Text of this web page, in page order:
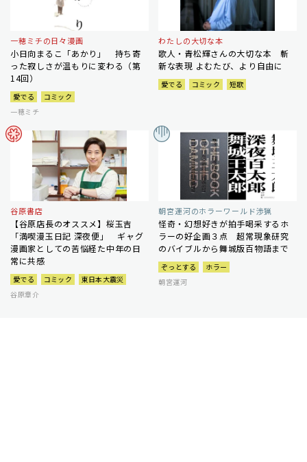
一穂ミチの日々漫画
小日向まるこ「あかり」 持ち寄
った寂しさが温もりに変わる（第
14回）
愛でる
コミック
一穂ミチ
わたしの大切な本
歌人・青松輝さんの大切な本 斬
新な表現 よむたび、より自由に
愛でる コミック 短歌
谷原書店
【谷原店長のオススメ】桜玉吉
「満喫漫玉日記 深夜便」 ギャグ
漫画家としての苦悩経た中年の日
常に共感
愛でる コミック
東日本大震災
谷原章介
朝宮運河のホラーワールド渉猟
怪奇・幻想好きが拍手喝采するホ
ラーの好企画３点 超常現象研究
のバイブルから舞城版百物語まで
ぞっとする
ホラー
朝宮運河